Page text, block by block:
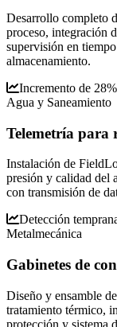
Desarrollo completo
proceso, integración
supervisión en
almacenamiento.
Incremento de
Agua y Saneamiento
Telemetría para
Instalación de
presión y calidad del
con transmisión de
Detección
Metalmecánica
Gabinetes de
Diseño y ensamble
tratamiento térmico,
protección y sistema